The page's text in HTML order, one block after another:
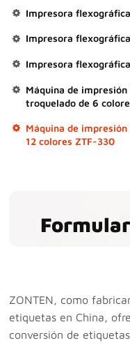
Impresora
Impresora
Impresora
Máquina de
troquelado de 6
Máquina de
12 colores ZTF-330
ZONTEN, como
etiquetas en China,
conversión de